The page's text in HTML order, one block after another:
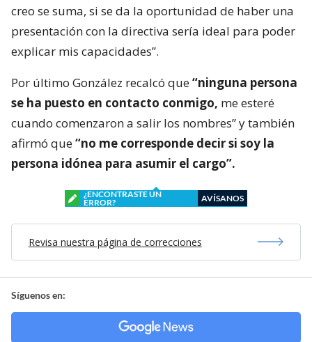
creo se suma, si se da la oportunidad de haber una
presentación con la directiva sería ideal para poder
explicar mis capacidades”.
Por último González recalcó que“ninguna persona
se ha puesto en contacto conmigo, me esteré
cuando comenzaron a salir los nombres” y también
afirmó que“no me corresponde decir si soy la
persona idónea para asumir el cargo”.
¿ENCONTRASTE UN
ERROR?
AVÍSANOS
Revisa nuestra página de correcciones
Síguenos en: